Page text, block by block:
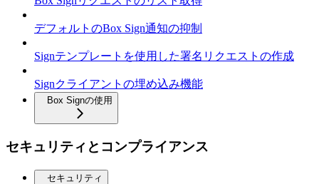
デフォルトのBox Sign通知の抑制
Signテンプレートを使用した署名リクエストの作成
Signクライアントの埋め込み機能
Box Signの使用
セキュリティとコンプライアンス
セキュリティ